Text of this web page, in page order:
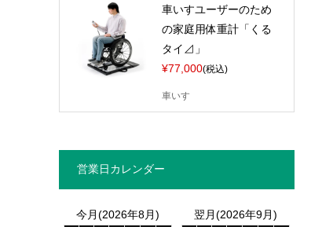
車いすユーザーのため
の家庭用体重計「くる
タイ⊿」
¥77,000(税込)
車いす
営業日カレンダー
今月(2026年8月)
翌月(2026年9月)